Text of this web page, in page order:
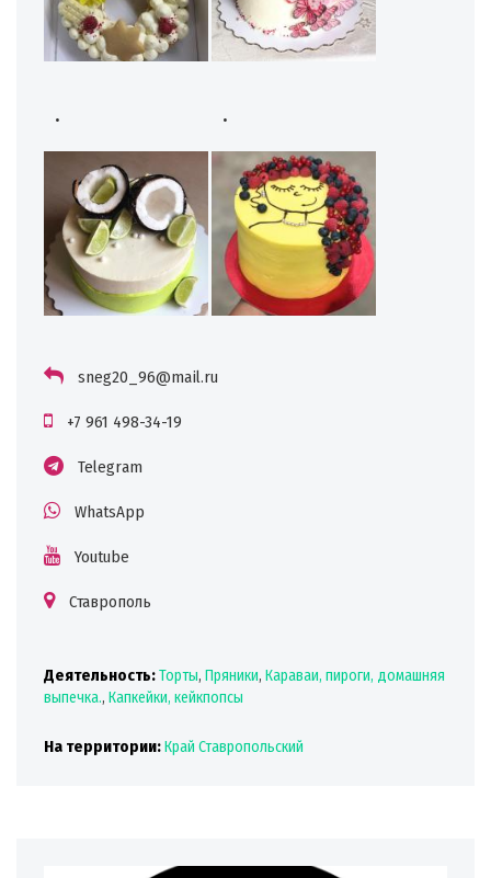
. .
sneg20_96@mail.ru
+7 961 498-34-19
Telegram
WhatsApp
Youtube
Ставрополь
Деятельность:Торты, Пряники, Караваи, пироги, домашняя
выпечка., Капкейки, кейкпопсы
На территории:Край Ставропольский